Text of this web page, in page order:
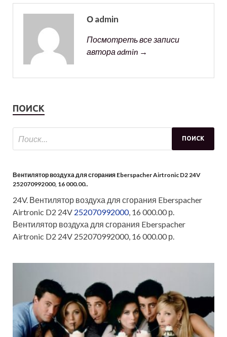
О admin
Посмотреть все записи
автора admin →
ПОИСК
Вентилятор воздуха для сгорания Eberspacher Airtronic D2 24V
252070992000, 16 000.00..
24V. Вентилятор воздуха для сгорания Eberspacher
Airtronic D2 24V 252070992000, 16 000.00 р.
Вентилятор воздуха для сгорания Eberspacher
Airtronic D2 24V 252070992000, 16 000.00 р.